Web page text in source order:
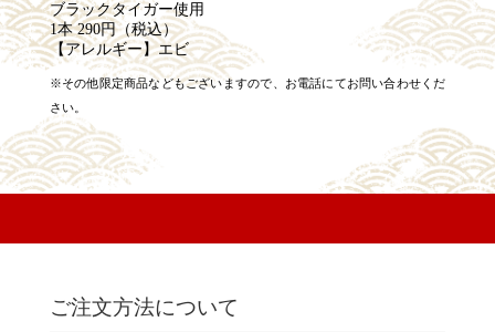
ブラックタイガー使用
1本 290円（税込）
【アレルギー】エビ
※その他限定商品などもございますので、お電話にてお問い合わせくだ
さい。
ご注文方法について